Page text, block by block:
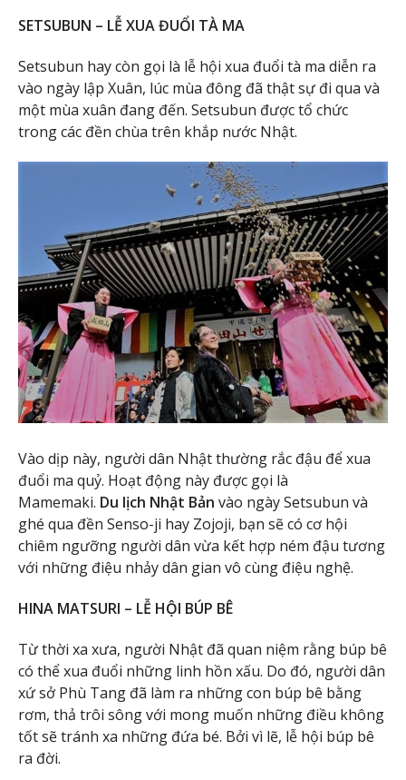
SETSUBUN – LỄ XUA ĐUỔI TÀ MA
Setsubun hay còn gọi là lễ hội xua đuổi tà ma diễn ra
vào ngày lập Xuân, lúc mùa đông đã thật sự đi qua và
một mùa xuân đang đến. Setsubun được tổ chức
trong các đền chùa trên khắp nước Nhật.
Vào dịp này, người dân Nhật thường rắc đậu để xua
đuổi ma quỷ. Hoạt động này được gọi là
Mamemaki. Du lịch Nhật Bản vào ngày Setsubun và
ghé qua đền Senso-ji hay Zojoji, bạn sẽ có cơ hội
chiêm ngưỡng người dân vừa kết hợp ném đậu tương
với những điệu nhảy dân gian vô cùng điệu nghệ.
HINA MATSURI – LỄ HỘI BÚP BÊ
Từ thời xa xưa, người Nhật đã quan niệm rằng búp bê
có thể xua đuổi những linh hồn xấu. Do đó, người dân
xứ sở Phù Tang đã làm ra những con búp bê bằng
rơm, thả trôi sông với mong muốn những điều không
tốt sẽ tránh xa những đứa bé. Bởi vì lẽ, lễ hội búp bê
ra đời.